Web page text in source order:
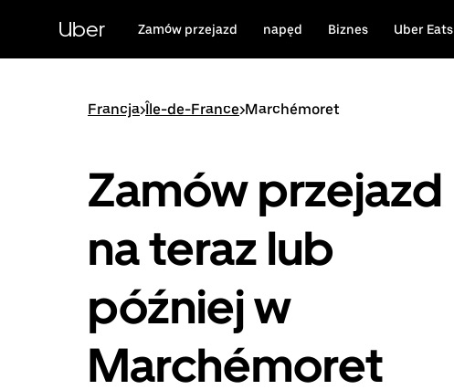
zawartości
Uber Zamów przejazd napęd Biznes Uber Eats
Francja>Île-de-France>Marchémoret
Zamów przejazd
na teraz lub
później w
Marchémoret